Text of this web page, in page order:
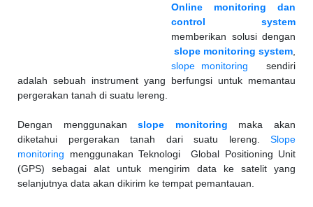
Online monitoring dan
control system
memberikan solusi dengan
slope monitoring system
slope monitoring sendiri
adalah sebuah instrument yang berfungsi untuk memantau
pergerakan tanah di suatu lereng.
Dengan menggunakanslope monitoring maka akan
diketahui pergerakan tanah dari suatu lereng. Slope
monitoring menggunakan Teknologi Global Positioning Unit
(GPS) sebagai alat untuk mengirim data ke satelit yang
selanjutnya data akan dikirim ke tempat pemantauan.